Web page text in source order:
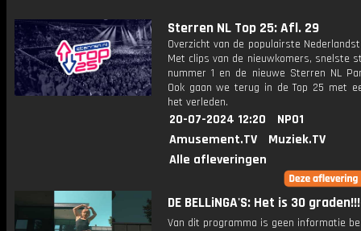
Sterren NL Top 25: Afl. 29
Overzicht van de populairste
Met clips van de nieuwkomers, snelste
nummer 1 en de nieuwe Sterren NL
Ook gaan we terug in de Top 25 met
het verleden.
20-07-2024 12:20
NPO1
Amusement.TV
Muziek.TV
Alle afleveringen
DE BELLiNGA'S: Het is 30
Van dit programma is geen informatie